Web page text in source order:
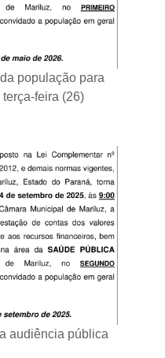
população para
feira (26)
audiência pública